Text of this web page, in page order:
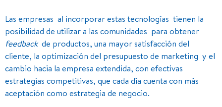
Las empresas al incorporar estas tecnologías tienen la
posibilidad de utilizar a las comunidades para obtener
feedbackde productos, una mayor satisfacción del
cliente, la optimización del presupuesto de marketing y el
cambio hacia la empresa extendida, con efectivas
estrategias competitivas, que cada día cuenta con más
aceptación como estrategia de negocio.